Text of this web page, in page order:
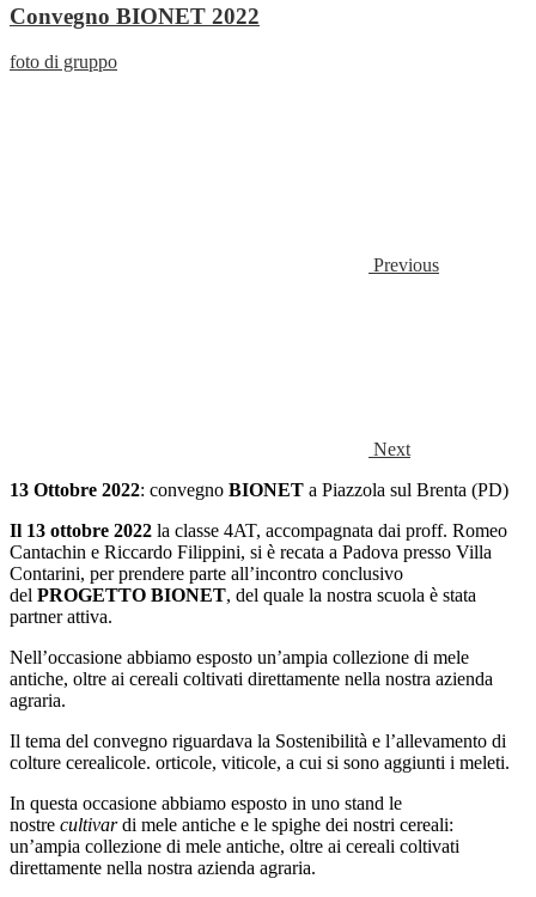
Convegno BIONET 2022
foto di gruppo
Previous
Next
13 Ottobre 2022: convegno BIONET a Piazzola sul Brenta (PD)
Il 13 ottobre 2022 la classe 4AT, accompagnata dai proff. Romeo
Cantachin e Riccardo Filippini, si è recata a Padova presso Villa
Contarini, per prendere parte all’incontro conclusivo
del PROGETTO BIONET, del quale la nostra scuola è stata
partner attiva.
Nell’occasione abbiamo esposto un’ampia collezione di mele
antiche, oltre ai cereali coltivati direttamente nella nostra azienda
agraria.
Il tema del convegno riguardava la Sostenibilità e l’allevamento di
colture cerealicole. orticole, viticole, a cui si sono aggiunti i meleti.
In questa occasione abbiamo esposto in uno stand le
nostre cultivardi mele antiche e le spighe dei nostri cereali:
un’ampia collezione di mele antiche, oltre ai cereali coltivati
direttamente nella nostra azienda agraria.